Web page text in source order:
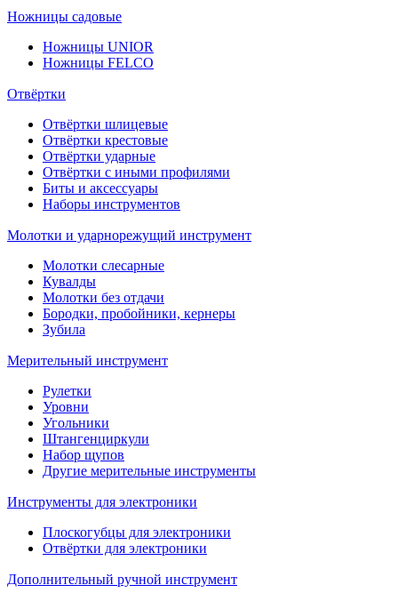
Ножницы садовые
Ножницы UNIOR
Ножницы FELCO
Отвёртки
Отвёртки шлицевые
Отвёртки крестовые
Отвёртки ударные
Отвёртки с иными профилями
Биты и аксессуары
Наборы инструментов
Молотки и ударнорежущий инструмент
Молотки слесарные
Кувалды
Молотки без отдачи
Бородки, пробойники, кернеры
Зубила
Мерительный инструмент
Рулетки
Уровни
Угольники
Штангенциркули
Набор щупов
Другие мерительные инструменты
Инструменты для электроники
Плоскогубцы для электроники
Отвёртки для электроники
Дополнительный ручной инструмент